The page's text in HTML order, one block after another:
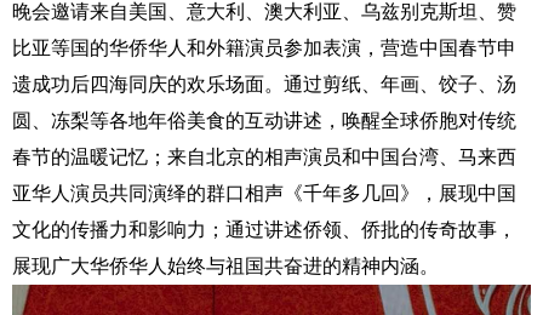
晚会邀请来自美国、意大利、澳大利亚、乌兹别克斯坦、赞
比亚等国的华侨华人和外籍演员参加表演，营造中国春节申
遗成功后四海同庆的欢乐场面。通过剪纸、年画、饺子、汤
圆、冻梨等各地年俗美食的互动讲述，唤醒全球侨胞对传统
春节的温暖记忆；来自北京的相声演员和中国台湾、马来西
亚华人演员共同演绎的群口相声《千年多几回》，展现中国
文化的传播力和影响力；通过讲述侨领、侨批的传奇故事，
展现广大华侨华人始终与祖国共奋进的精神内涵。